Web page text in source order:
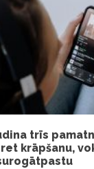
trīs
krāpšanu,